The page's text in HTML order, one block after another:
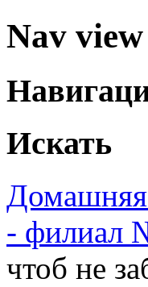
Nav
Искать
Домашняя
- филиал
чтоб не